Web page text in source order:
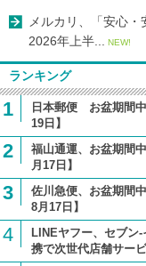
メルカリ、「安心・
2026年上半...
NEW!
ランキング
1
日本郵便 お盆期間
19日】
2
福山通運、お盆期間
月17日】
3
佐川急便、お盆期間
8月17日】
4
LINEヤフー、セブ
携で次世代店舗サー